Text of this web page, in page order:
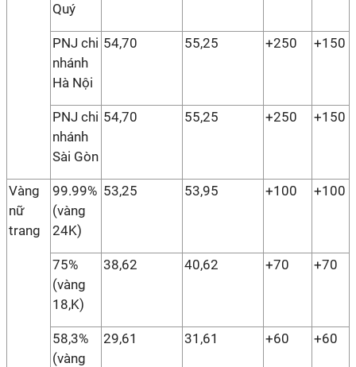
Quý
PNJ chi
nhánh
Hà Nội
54,70 55,25 +250 +150
PNJ chi
nhánh
Sài Gòn
54,70 55,25 +250 +150
Vàng
nữ
trang
99.99%
(vàng
24K)
53,25 53,95 +100 +100
75%
(vàng
18,K)
38,62 40,62 +70 +70
58,3%
(vàng
29,61 31,61 +60 +60